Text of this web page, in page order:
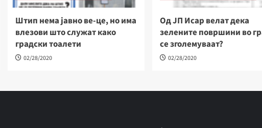
Штип нема јавно ве-це, но има
влезови што служат како
градски тоалети
02/28/2020
Од ЈП Исар велат дека
зелените површини во
се зголемуваат?
02/28/2020